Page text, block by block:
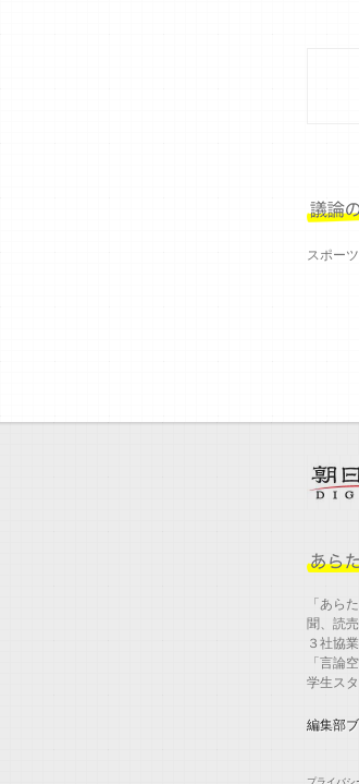
スポーツ
「あら
聞、読
３社協
「言論
学生ス
編集部
プライバシ